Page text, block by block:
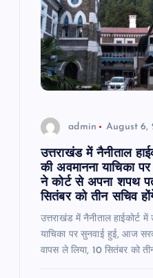
admin August 6,
उत्तराखंड में नैनीताल
की अवमानना याचिका
ने कोर्ट से अपना शपथ
सितंबर को तीन सचिव
उत्तराखंड में नैनीताल हाईकोर्ट
याचिका पर सुनवाई हुई, आज
वापस ले लिया, 10 सितंबर को